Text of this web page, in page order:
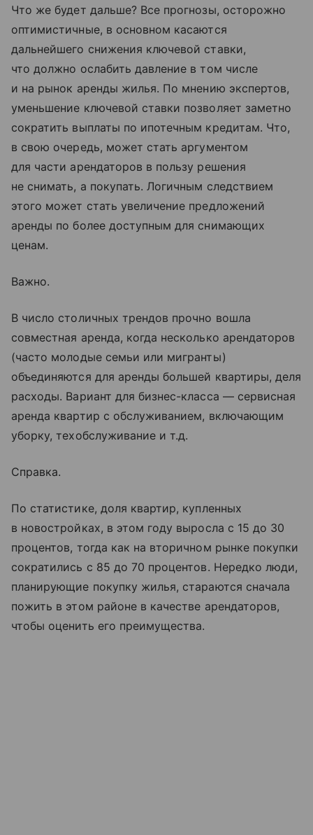
Что же будет дальше? Все прогнозы, осторожно
оптимистичные, в основном касаются
дальнейшего снижения ключевой ставки,
что должно ослабить давление в том числе
и на рынок аренды жилья. По мнению экспертов,
уменьшение ключевой ставки позволяет заметно
сократить выплаты по ипотечным кредитам. Что,
в свою очередь, может стать аргументом
для части арендаторов в пользу решения
не снимать, а покупать. Логичным следствием
этого может стать увеличение предложений
аренды по более доступным для снимающих
ценам.
Важно.
В число столичных трендов прочно вошла
совместная аренда, когда несколько арендаторов
(часто молодые семьи или мигранты)
объединяются для аренды большей квартиры, деля
расходы. Вариант для бизнес-класса — сервисная
аренда квартир с обслуживанием, включающим
уборку, техобслуживание и т.д.
Справка.
По статистике, доля квартир, купленных
в новостройках, в этом году выросла с 15 до 30
процентов, тогда как на вторичном рынке покупки
сократились с 85 до 70 процентов. Нередко люди,
планирующие покупку жилья, стараются сначала
пожить в этом районе в качестве арендаторов,
чтобы оценить его преимущества.